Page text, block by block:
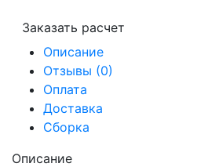
Заказать расчет
Описание
Отзывы (0)
Оплата
Доставка
Сборка
Описание